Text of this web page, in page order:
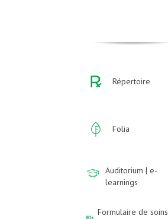
Répertoire
Folia
Auditorium | e-
learnings
Formulaire de soins